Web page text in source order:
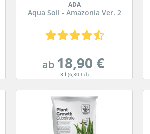
ADA
Aqua Soil - Amazonia Ver. 2
ab18,90 €
3 l (6,30 €/l)